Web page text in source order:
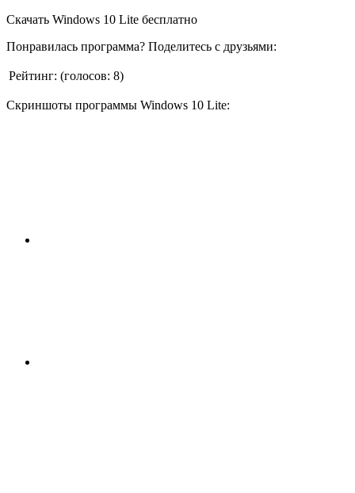
Скачать Windows 10 Lite бесплатно
Понравилась программа? Поделитесь с друзьями:
Рейтинг: (голосов: 8)
Скриншоты программы Windows 10 Lite: